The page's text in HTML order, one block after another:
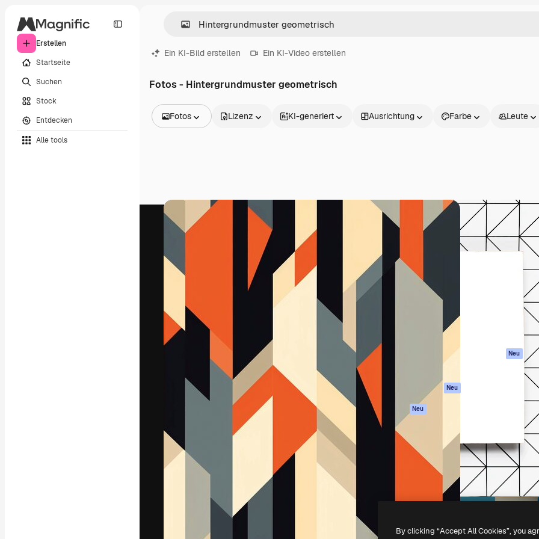
Erstellen
Startseite
Suchen
Stock
Entdecken
Alle tools
Ein KI-Bild erstellen Ein KI-Video erstellen
Fotos - Hintergrundmuster geometrisch
Fotos
Videos
Filmmaterial
Motion Graphics
Videovorlagen
3D-Modelle
Schriftarten
Lizenz KI-generiert Ausrichtung Farbe Leute
Die kreative Plattform, um deine beste
Arbeit zu verwirklichen. Mehr als 1 Million
Abonnenten unter Kreativen, Unternehmen,
Produkte
Spaces
KI-Videogenerator
Stimmengenerator
Claude/ChatGPT
Neu
Neu
API
Mobile App
Alle Magnific-Tools
Dokumentation
Neu
Cookie-Richtlinie
Vertrauenszentrum
Copyright © 2010- Freepik Company S.L.U. Alle Rechte vorbehalten
By clicking “Accept All Cookies”, you